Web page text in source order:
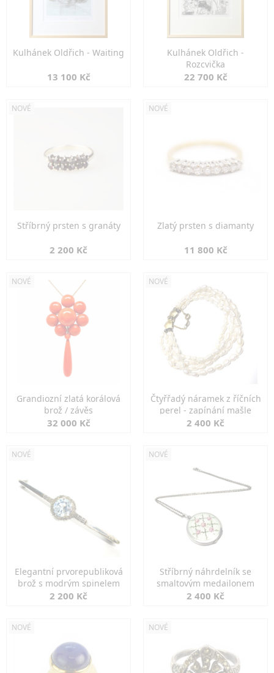
Kulhánek Oldřich - Waiting
13 100 Kč
Kulhánek Oldřich -
Rozcvička
22 700 Kč
NOVÉ
Stříbrný prsten s granáty
2 200 Kč
NOVÉ
Zlatý prsten s diamanty
11 800 Kč
NOVÉ
Grandiozní zlatá korálová
brož / závěs
32 000 Kč
NOVÉ
Čtyřřadý náramek z říčních
perel - zapínání mašle
2 400 Kč
NOVÉ
Elegantní prvorepubliková
brož s modrým spinelem
2 200 Kč
NOVÉ
Stříbrný náhrdelník se
smaltovým medailonem
2 400 Kč
NOVÉ NOVÉ